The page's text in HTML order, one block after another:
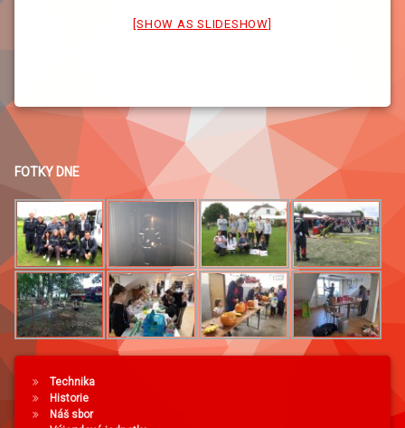
[SHOW AS SLIDESHOW]
FOTKY DNE
Technika
Historie
Náš sbor